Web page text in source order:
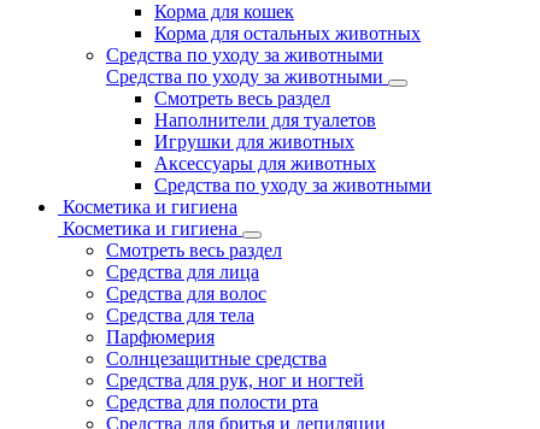
Корма для кошек
Корма для остальных животных
Средства по уходу за животными
Средства по уходу за животными
Смотреть весь раздел
Наполнители для туалетов
Игрушки для животных
Аксессуары для животных
Средства по уходу за животными
Косметика и гигиена
Косметика и гигиена
Смотреть весь раздел
Средства для лица
Средства для волос
Средства для тела
Парфюмерия
Солнцезащитные средства
Средства для рук, ног и ногтей
Средства для полости рта
Средства для бритья и депиляции